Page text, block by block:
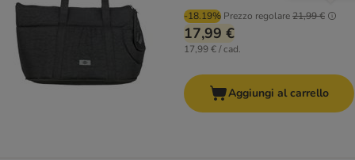
-18.19% Prezzo regolare21,99 €
17,99 €
17,99 € / cad.
Aggiungi al carrello